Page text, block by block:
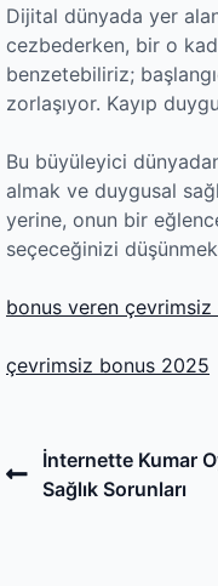
Dijital dünyada yer
cezbederken, bir o
benzetebiliriz;
zorlaşıyor. Kayıp
Bu büyüleyici
almak ve duygusal
yerine, onun bir
seçeceğinizi
bonus veren
çevrimsiz bonus 2025
Post
navigation
Previous
Post
İnternette Kumar
Sağlık Sorunları